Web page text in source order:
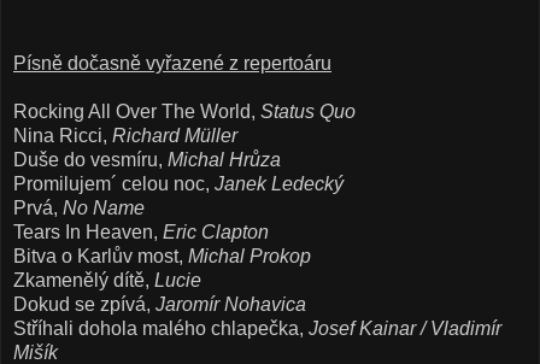
Písně dočasně vyřazené z repertoáru
Rocking All Over The World, Status Quo
Nina Ricci, Richard Müller
Duše do vesmíru, Michal Hrůza
Promilujem´ celou noc, Janek Ledecký
Prvá, No Name
Tears In Heaven, Eric Clapton
Bitva o Karlův most, Michal Prokop
Zkamenělý dítě, Lucie
Dokud se zpívá, Jaromír Nohavica
Stříhali dohola malého chlapečka, Josef Kainar / Vladimír
Mišík